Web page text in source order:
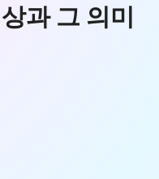
과 그 의미